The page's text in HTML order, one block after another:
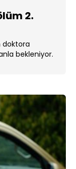
2.
doktora
bekleniyor.